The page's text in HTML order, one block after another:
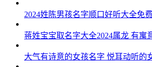
2024姓陈男孩名字顺口好听大全免费
蒋姓宝宝取名字大全2024属龙 有寓
大气有诗意的女孩名字 悦耳动听的